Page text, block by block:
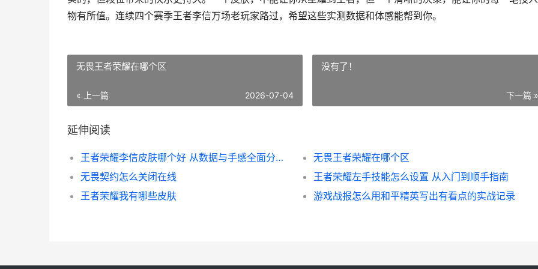
物有所值。连续四个赛季王者李信万场老玩家路过，希望这些实测数据和体感能帮到你。
无畏王者荣耀在哪个区
« 上一篇 2026-07-04
没有了！
下一篇 »
延伸阅读
王者荣耀李信皮肤哪个好 从数据与手感全面分析助你选择
无畏王者荣耀在哪个区
无畏契约怎么关闭在线
王者荣耀左手技能怎么设置 从入门到顺手指南
王者荣耀我有哪些皮肤
游戏战报怎么用和平精英写出有看点的实战记录